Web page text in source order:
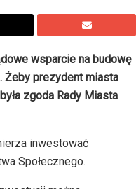
wsparcie na budowę
Żeby prezydent miasta
zgoda Rady Miasta
inwestować
Społecznego.